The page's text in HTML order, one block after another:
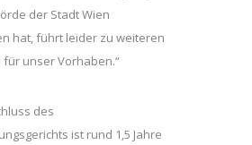
der Stadt Wien
hat, führt leider zu weiteren
unser Vorhaben.“
des
ist rund 1,5 Jahre